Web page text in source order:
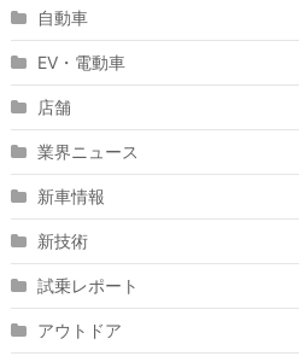
自動車
EV・電動車
店舗
業界ニュース
新車情報
新技術
試乗レポート
アウトドア